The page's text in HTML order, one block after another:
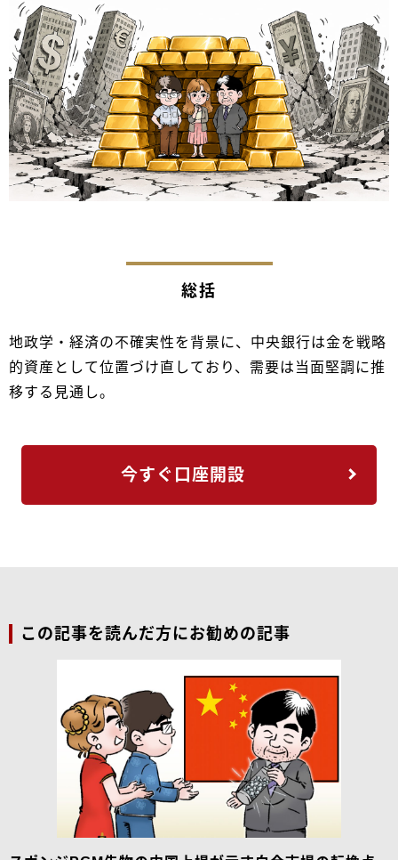
総括
地政学・経済の不確実性を背景に、中央銀行は金を戦略
的資産として位置づけ直しており、需要は当面堅調に推
移する見通し。
今すぐ口座開設
この記事を読んだ方にお勧めの記事